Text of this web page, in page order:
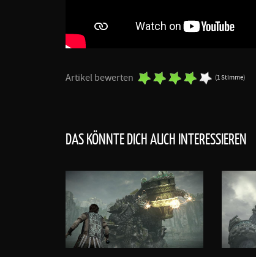
Artikel bewerten (1 Stimme)
DAS KÖNNTE DICH AUCH INTERESSIEREN